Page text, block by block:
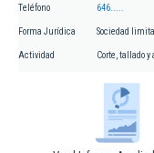
Teléfono 646.....
Forma Jurídica Sociedad
Actividad Corte, tallado y